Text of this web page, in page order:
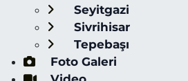
Seyitgazi
Sivrihisar
Tepebaşı
Foto Galeri